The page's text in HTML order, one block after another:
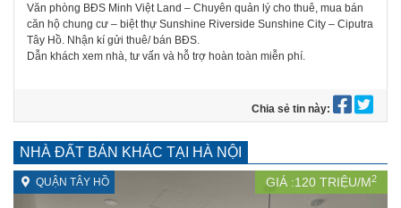
Văn phòng BĐS Minh Việt Land – Chuyên quản lý cho thuê, mua bán
căn hộ chung cư – biệt thự Sunshine Riverside Sunshine City – Ciputra
Tây Hồ. Nhận kí gửi thuê/ bán BĐS.
Dẫn khách xem nhà, tư vấn và hỗ trợ hoàn toàn miễn phí.
Chia sẻ tin này:
NHÀ ĐẤT BÁN KHÁC TẠI HÀ NỘI
QUẬN TÂY HỒ GIÁ :120 TRIỆU/M2